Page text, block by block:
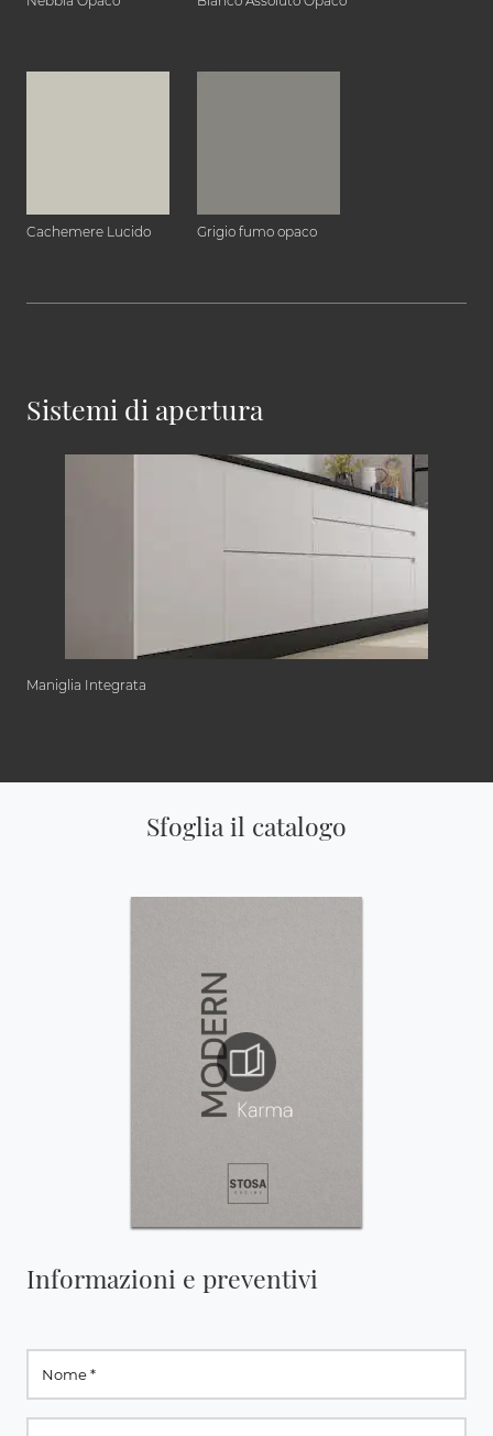
Cachemere Lucido Grigio fumo opaco
Sistemi di apertura
Maniglia Integrata
Sfoglia il catalogo
Informazioni e preventivi